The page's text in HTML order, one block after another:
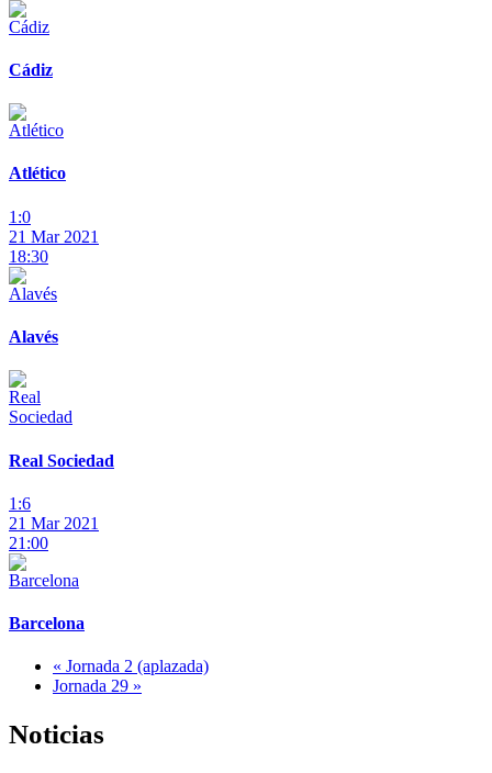
Cádiz
Atlético
1:0
21 Mar 2021
18:30
Alavés
Real Sociedad
1:6
21 Mar 2021
21:00
Barcelona
« Jornada 2 (aplazada)
Jornada 29 »
Noticias